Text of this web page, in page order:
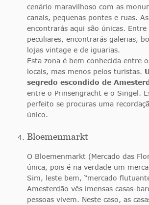
cenário maravilhoso com as
canais, pequenas pontes e ruas.
encontrarás aqui são únicas. Entre
peculiares, encontrarás galerias,
lojas vintage e de iguarias.
Esta zona é bem conhecida entre
locais, mas menos pelos turistas.
segredo escondido de
entre o Prinsengracht e o Singel.
perfeito se procuras uma
único.
Bloemenmarkt
O Bloemenmarkt (Mercado das
única, pois é na verdade um
Sim, leste bem, “mercado
Amesterdão vês imensas casas-
pessoas vivem. Neste caso, as